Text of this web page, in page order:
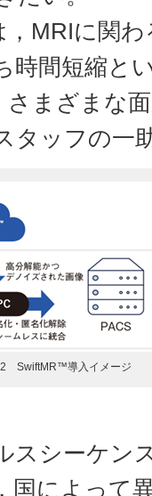
MRIに関
時間短縮と
まざまな
タッフの一
SwiftMR™導入イメージ
スシーケン
国によって